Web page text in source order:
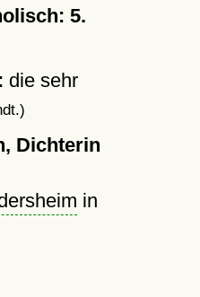
5.
die sehr
Dichterin
in